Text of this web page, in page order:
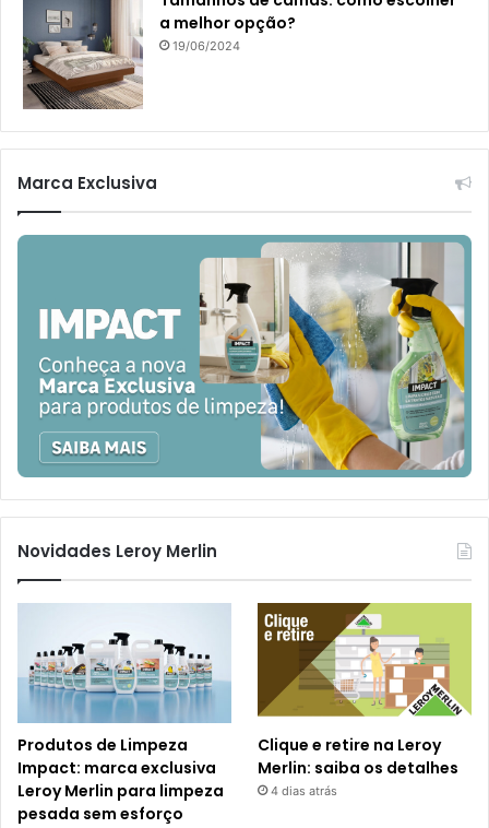
a melhor opção?
19/06/2024
Marca Exclusiva
Novidades Leroy Merlin
Produtos de Limpeza
Impact: marca exclusiva
Leroy Merlin para limpeza
pesada sem esforço
Clique e retire na Leroy
Merlin: saiba os detalhes
4 dias atrás